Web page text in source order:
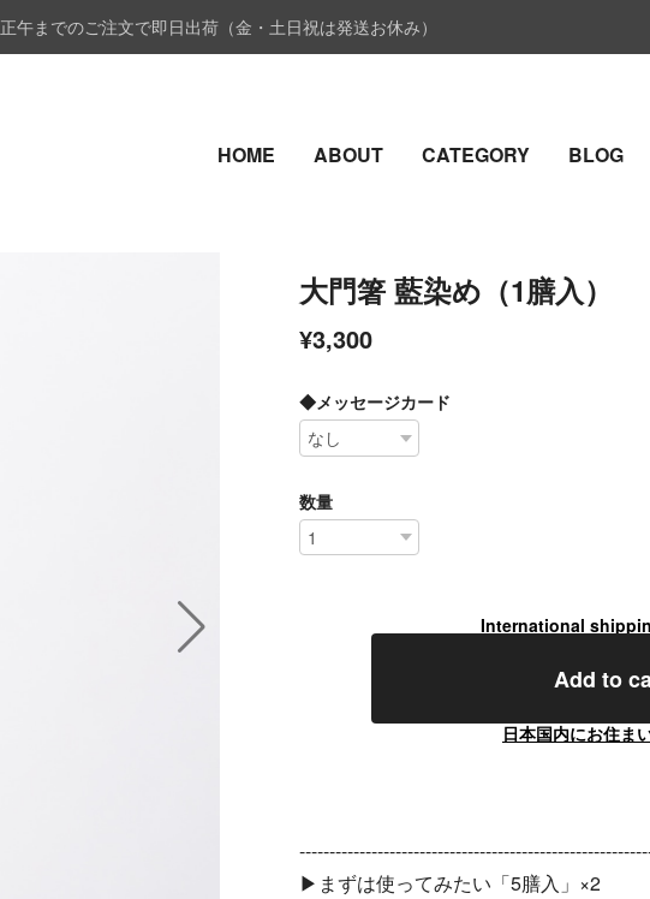
正午までのご注文で即日出荷（金・土日祝は発送お休み）
HOME ABOUT CATEGORY BLOG
大門箸 藍染め（1膳入）
¥3,300
◆メッセージカード
数量
International
Add to
日本国内にお住ま
▶︎まずは使ってみたい「5膳入」×2